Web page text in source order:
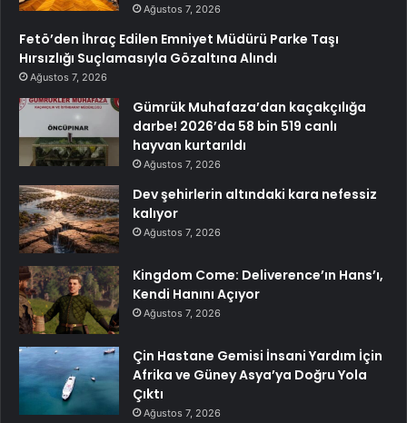
Ağustos 7, 2026
Fetö’den İhraç Edilen Emniyet Müdürü Parke Taşı
Hırsızlığı Suçlamasıyla Gözaltına Alındı
Ağustos 7, 2026
Gümrük Muhafaza’dan kaçakçılığa
darbe! 2026’da 58 bin 519 canlı
hayvan kurtarıldı
Ağustos 7, 2026
Dev şehirlerin altındaki kara nefessiz
kalıyor
Ağustos 7, 2026
Kingdom Come: Deliverence’ın Hans’ı,
Kendi Hanını Açıyor
Ağustos 7, 2026
Çin Hastane Gemisi İnsani Yardım İçin
Afrika ve Güney Asya’ya Doğru Yola
Çıktı
Ağustos 7, 2026